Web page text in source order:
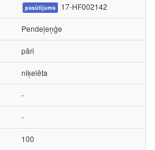
pasūtījums 17-HF002142
Pendeļeņģe
pāri
niķelēta
-
-
100